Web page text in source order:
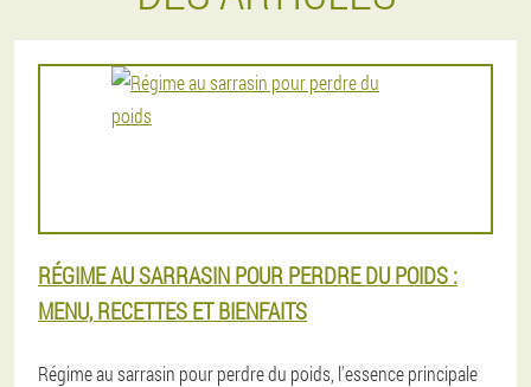
RÉGIME AU SARRASIN POUR PERDRE DU POIDS :
MENU, RECETTES ET BIENFAITS
Régime au sarrasin pour perdre du poids, l'essence principale